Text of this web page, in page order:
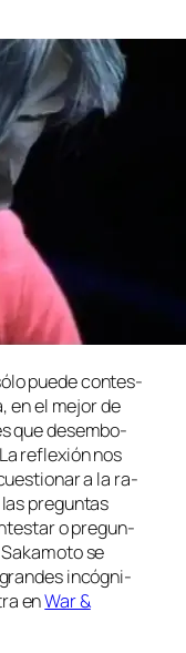
pue­de con­tes­
en el me­jor de
que desem­bo­
re­fle­xión nos
a la ra­
pre­gun­tas
o pre­gun­
se
in­cóg­ni­
enWar &